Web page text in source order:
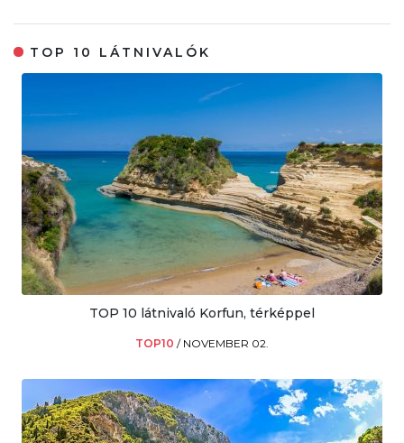
TOP 10 LÁTNIVALÓK
TOP 10 látnivaló Korfun, térképpel
TOP10 / NOVEMBER 02.